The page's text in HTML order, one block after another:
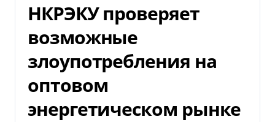
НКРЭКУ проверяет
возможные
злоупотребления на
оптовом
энергетическом рынке